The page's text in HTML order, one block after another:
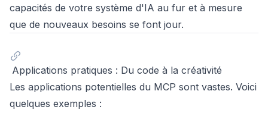
capacités de votre système d'IA au fur et à mesure
que de nouveaux besoins se font jour.
Applications pratiques : Du code à la créativité
Les applications potentielles du MCP sont vastes. Voici
quelques exemples :